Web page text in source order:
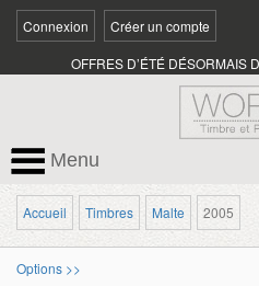
Connexion Créer un compte
OFFRES D’ÉTÉ DÉSORMAIS
Menu
Accueil Timbres Malte 2005
Options >>